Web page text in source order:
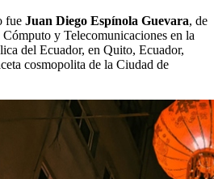
fue Juan Diego Espínola Guevara, de
y Telecomunicaciones en la
del Ecuador, en Quito, Ecuador,
cosmopolita de la Ciudad de